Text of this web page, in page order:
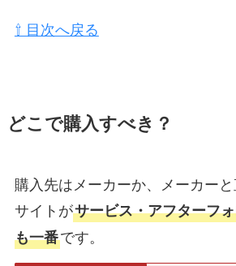
⇧ 目次へ戻る
どこで購入すべき？
購入先はメーカーか、メーカー
サイトがサービス・アフターフ
も一番です。